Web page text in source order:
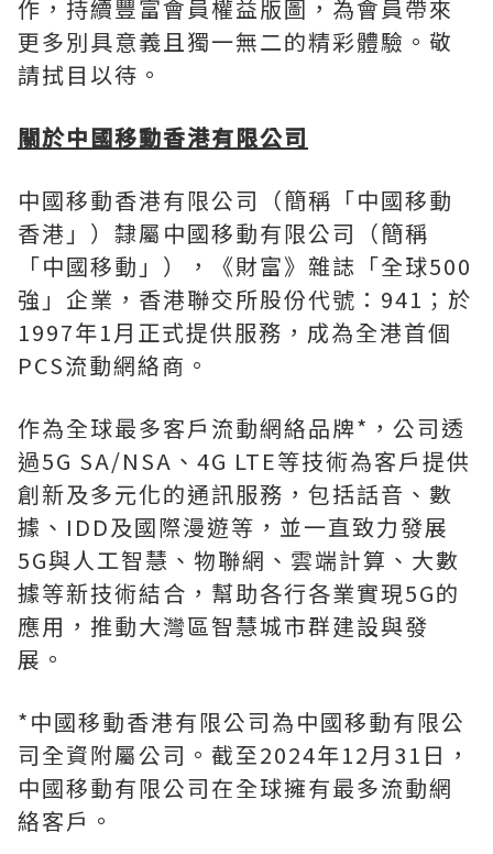
作，持續豐富會員權益版圖，為會員帶來
更多別具意義且獨一無二的精彩體驗。敬
請拭目以待。
關於中國移動香港有限公司
中國移動香港有限公司（簡稱「中國移動
香港」）隸屬中國移動有限公司（簡稱
「中國移動」），《財富》雜誌「全球500
強」企業，香港聯交所股份代號：941；於
1997年1月正式提供服務，成為全港首個
PCS流動網絡商。
作為全球最多客戶流動網絡品牌*，公司透
過5G SA/NSA、4G LTE等技術為客戶提供
創新及多元化的通訊服務，包括話音、數
據、IDD及國際漫遊等，並一直致力發展
5G與人工智慧、物聯網、雲端計算、大數
據等新技術結合，幫助各行各業實現5G的
應用，推動大灣區智慧城市群建設與發
展。
*中國移動香港有限公司為中國移動有限公
司全資附屬公司。截至2024年12月31日，
中國移動有限公司在全球擁有最多流動網
絡客戶。